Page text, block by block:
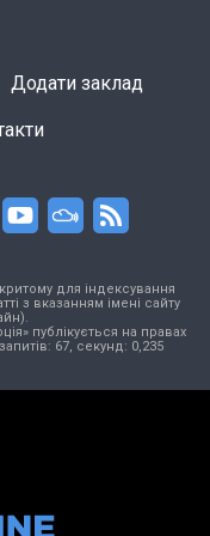
Додати заклад
для індексування
з вказанням імені сайту
публікується на правах
67, секунд: 0,235